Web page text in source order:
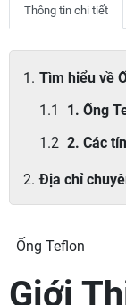
Thông tin chi tiết
Tìm hiểu về
1. Ống
2. Các
Địa chỉ
Ống Teflon
Giới